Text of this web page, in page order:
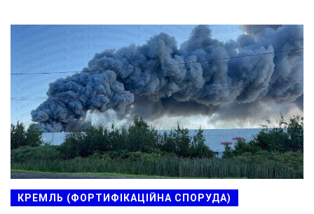
КРЕМЛЬ (ФОРТИФІКАЦІЙНА СПОРУДА)